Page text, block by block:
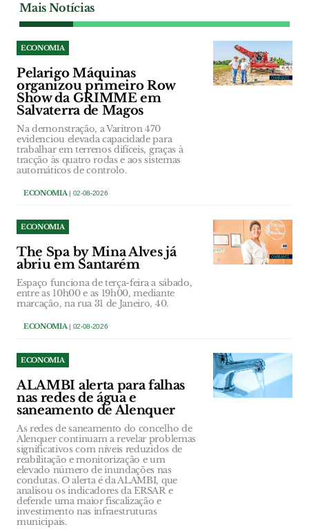
Mais Notícias
ECONOMIA
Pelarigo Máquinas
organizou primeiro Row
Show da GRIMME em
Salvaterra de Magos
Na demonstração, a Varitron 470
evidenciou elevada capacidade para
trabalhar em terrenos difíceis, graças à
tracção às quatro rodas e aos sistemas
automáticos de controlo.
ECONOMIA| 02-08-2026
ECONOMIA
The Spa by Mina Alves já
abriu em Santarém
Espaço funciona de terça-feira a sábado,
entre as 10h00 e as 19h00, mediante
marcação, na rua 31 de Janeiro, 40.
ECONOMIA| 02-08-2026
ECONOMIA
ALAMBI alerta para falhas
nas redes de água e
saneamento de Alenquer
As redes de saneamento do concelho de
Alenquer continuam a revelar problemas
significativos com níveis reduzidos de
reabilitação e monitorização e um
elevado número de inundações nas
condutas. O alerta é da ALAMBI, que
analisou os indicadores da ERSAR e
defende uma maior fiscalização e
investimento nas infraestruturas
municipais.